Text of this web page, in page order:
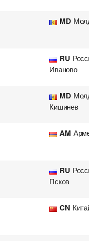
MD
RU
Иваново
MD
Кишинев
AM
RU
Псков
CN